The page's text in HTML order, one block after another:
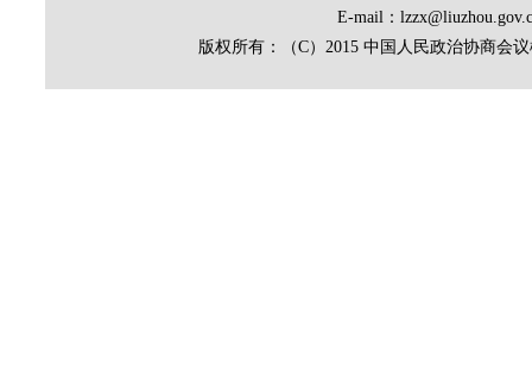
E-mail：
版权所有：（C）2015 中国人民政治